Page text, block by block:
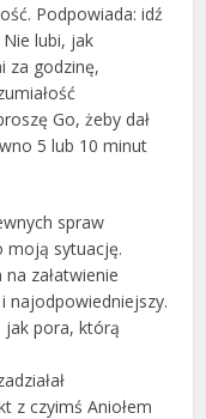
Podpowiada: idź
lubi, jak
za godzinę,
Go, żeby dał
5 lub 10 minut
spraw
moją sytuację.
załatwienie
najodpowiedniejszy.
jak pora, którą
z czyimś Aniołem